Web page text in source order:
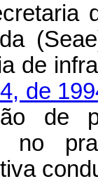
de
de
de
no